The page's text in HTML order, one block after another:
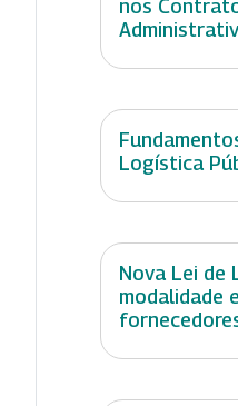
nos
Logística
Nova Lei de
modalidade